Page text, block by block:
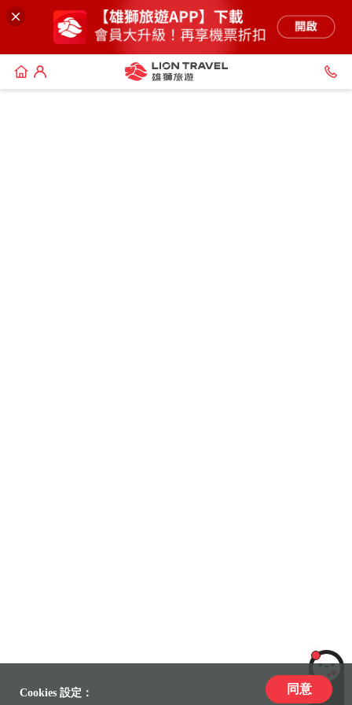
LiLi
Cookies 設定： 同意